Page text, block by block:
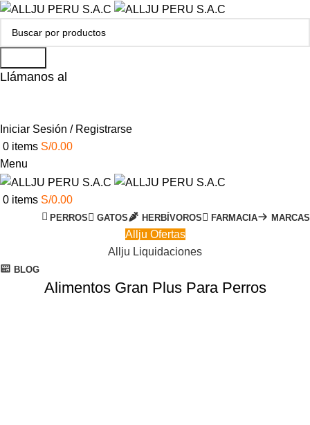
Llámanos al
Iniciar Sesión / Registrarse
0 items S/0.00
Menu
0 items S/0.00
PERROS GATOS HERBÍVOROS FARMACIA MARCAS
Allju Ofertas
Allju Liquidaciones
BLOG
Alimentos Gran Plus Para Perros